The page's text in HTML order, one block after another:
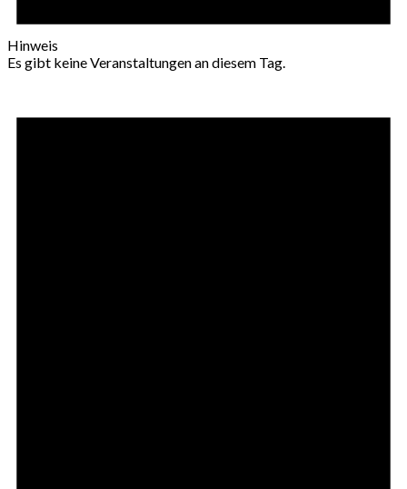
Hinweis
Es gibt keine Veranstaltungen an diesem Tag.